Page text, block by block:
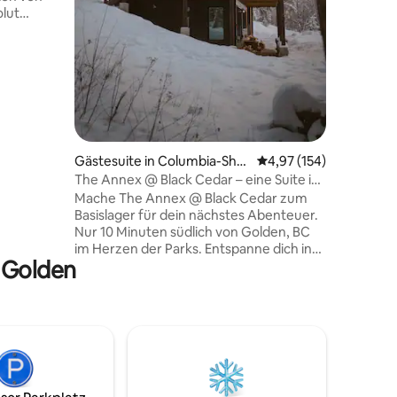
Bewertungen
Gästesuite in Columbia-Shu
swap
Durchschnittliche
4,97 (154)
The Annex @ Black Cedar – eine Suite in
den Bäumen.
Mache The Annex @ Black Cedar zum
Basislager für dein nächstes Abenteuer.
Nur 10 Minuten südlich von Golden, BC
im Herzen der Parks. Entspanne dich in
der Wärme dieser gemütlichen,
romantischen und hochwertigen
freistehende Badewanne steigst. Hol dir
deinen Koffeinkick, während du dem